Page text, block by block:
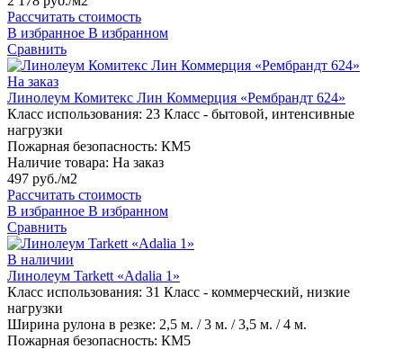
Рассчитать стоимость
В избранное В избранном
Сравнить
На заказ
Линолеум Комитекс Лин Коммерция «Рембрандт 624»
Класс использования: 23 Класс - бытовой, интенсивные
нагрузки
Пожарная безопасность: КМ5
Наличие товара: На заказ
497 руб./м2
Рассчитать стоимость
В избранное В избранном
Сравнить
В наличии
Линолеум Tarkett «Adalia 1»
Класс использования: 31 Класс - коммерческий, низкие
нагрузки
Ширина рулона в резке: 2,5 м. / 3 м. / 3,5 м. / 4 м.
Пожарная безопасность: КМ5